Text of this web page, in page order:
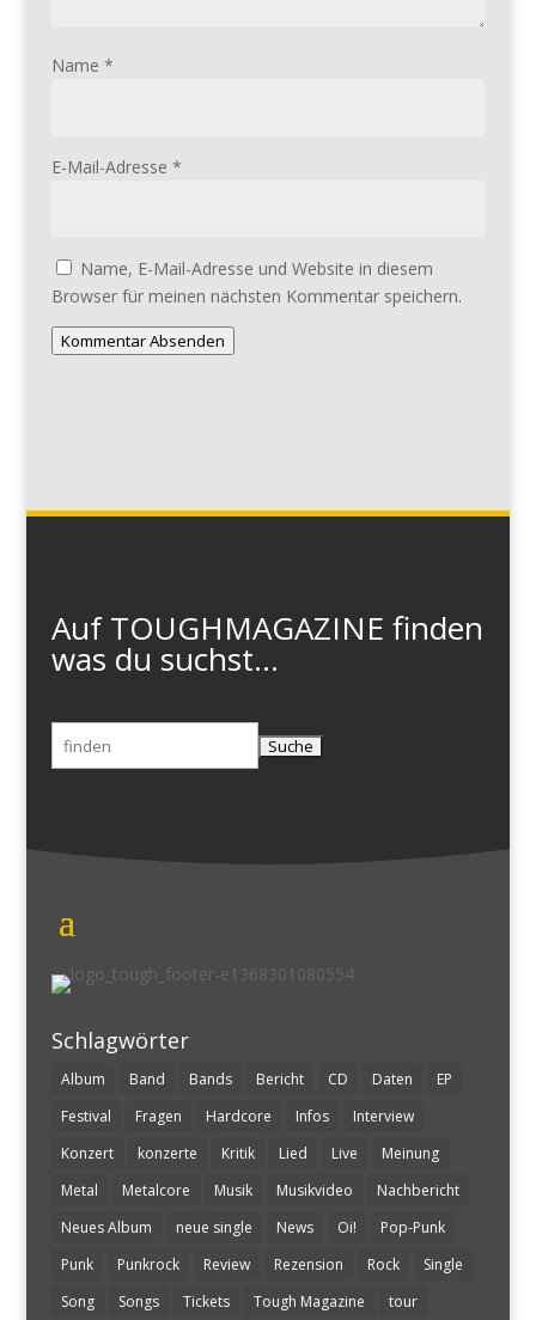
Name *
E-Mail-Adresse *
Name, E-Mail-Adresse und Website in diesem
Browser für meinen nächsten Kommentar speichern.
Kommentar Absenden
Auf TOUGHMAGAZINE finden
was du suchst...
Suchen
nach:
Schlagwörter
Album Band Bands Bericht CD Daten
EP
Festival
Fragen Hardcore Infos
Interview
Konzert
konzerte Kritik Lied Live
Meinung
Metal
Metalcore Musik Musikvideo
Nachbericht
Neues Album
neue single News Oi!
Pop-Punk
Punk
Punkrock Review Rezension Rock
Single
Song
Songs Tickets Tough Magazine tour